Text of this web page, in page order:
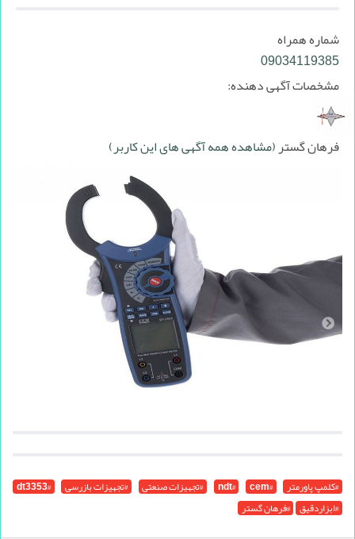
شماره همراه
09034119385
مشخصات آگهی دهنده:
فرهان گستر(مشاهده همه آگهی های این کاربر)
#کلمپ پاورمتر #cem
#ndt #تجهیزات صنعتی #تجهیزات بازرسی
#dt3353
#ابزاردقیق #فرهان گستر